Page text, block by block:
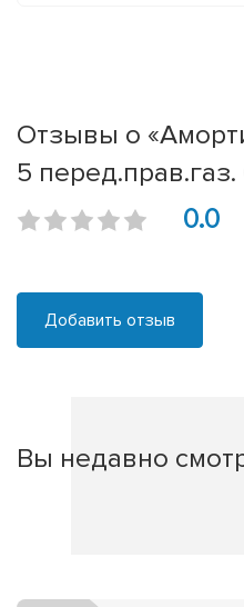
Отзывы о
5 перед.прав.газ.
0.0
Добавить отзыв
Вы недавно